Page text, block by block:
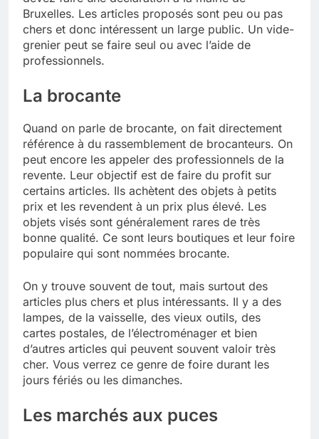
Bruxelles. Les articles proposés sont peu ou pas
chers et donc intéressent un large public. Un vide-
grenier peut se faire seul ou avec l’aide de
professionnels.
La brocante
Quand on parle de brocante, on fait directement
référence à du rassemblement de brocanteurs. On
peut encore les appeler des professionnels de la
revente. Leur objectif est de faire du profit sur
certains articles. Ils achètent des objets à petits
prix et les revendent à un prix plus élevé. Les
objets visés sont généralement rares de très
bonne qualité. Ce sont leurs boutiques et leur foire
populaire qui sont nommées brocante.
On y trouve souvent de tout, mais surtout des
articles plus chers et plus intéressants. Il y a des
lampes, de la vaisselle, des vieux outils, des
cartes postales, de l’électroménager et bien
d’autres articles qui peuvent souvent valoir très
cher. Vous verrez ce genre de foire durant les
jours fériés ou les dimanches.
Les marchés aux puces